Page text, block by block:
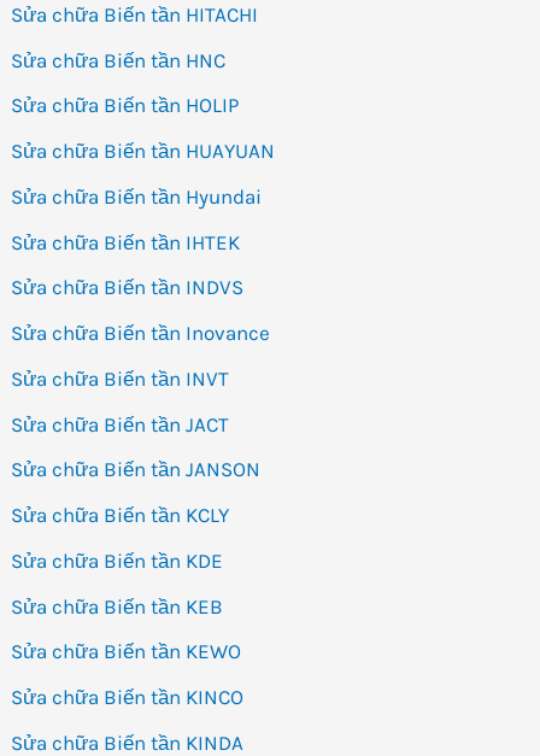
Sửa chữa Biến tần HITACHI
Sửa chữa Biến tần HNC
Sửa chữa Biến tần HOLIP
Sửa chữa Biến tần HUAYUAN
Sửa chữa Biến tần Hyundai
Sửa chữa Biến tần IHTEK
Sửa chữa Biến tần INDVS
Sửa chữa Biến tần Inovance
Sửa chữa Biến tần INVT
Sửa chữa Biến tần JACT
Sửa chữa Biến tần JANSON
Sửa chữa Biến tần KCLY
Sửa chữa Biến tần KDE
Sửa chữa Biến tần KEB
Sửa chữa Biến tần KEWO
Sửa chữa Biến tần KINCO
Sửa chữa Biến tần KINDA